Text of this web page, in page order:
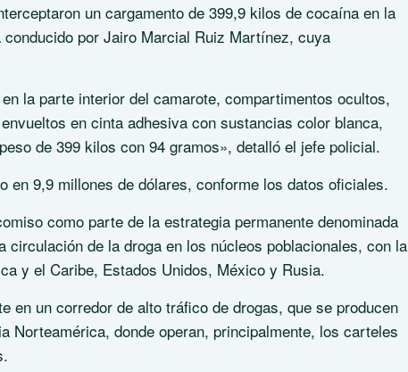
un cargamento de 399,9 kilos de cocaína en la
por Jairo Marcial Ruiz Martínez, cuya
la parte interior del camarote, compartimentos ocultos,
en cinta adhesiva con sustancias color blanca,
de 399 kilos con 94 gramos», detalló el jefe policial.
en 9,9 millones de dólares, conforme los datos oficiales.
como parte de la estrategia permanente denominada
de la droga en los núcleos poblacionales, con la
y el Caribe, Estados Unidos, México y Rusia.
en un corredor de alto tráfico de drogas, que se producen
Norteamérica, donde operan, principalmente, los carteles